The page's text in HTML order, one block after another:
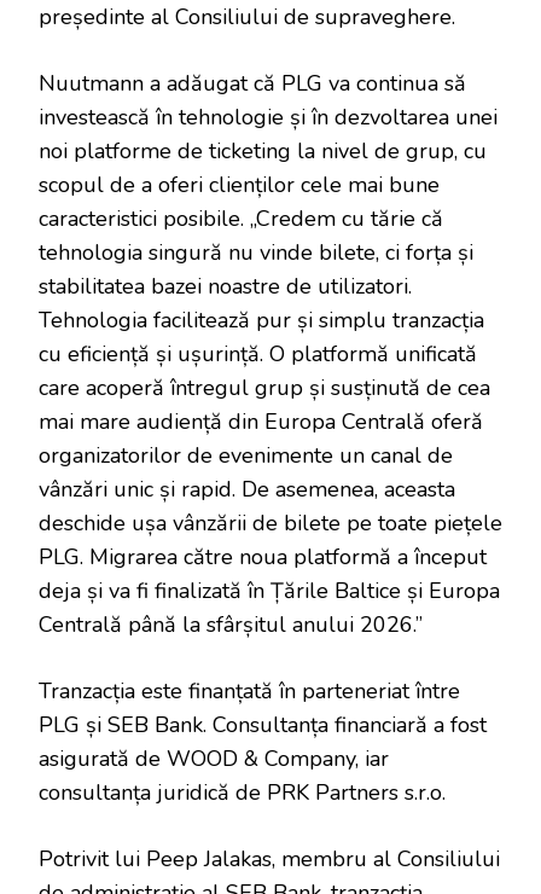
președinte al Consiliului de supraveghere.
Nuutmann a adăugat că PLG va continua să
investească în tehnologie și în dezvoltarea unei
noi platforme de ticketing la nivel de grup, cu
scopul de a oferi clienților cele mai bune
caracteristici posibile. „Credem cu tărie că
tehnologia singură nu vinde bilete, ci forța și
stabilitatea bazei noastre de utilizatori.
Tehnologia facilitează pur și simplu tranzacția
cu eficiență și ușurință. O platformă unificată
care acoperă întregul grup și susținută de cea
mai mare audiență din Europa Centrală oferă
organizatorilor de evenimente un canal de
vânzări unic și rapid. De asemenea, aceasta
deschide ușa vânzării de bilete pe toate piețele
PLG. Migrarea către noua platformă a început
deja și va fi finalizată în Țările Baltice și Europa
Centrală până la sfârșitul anului 2026.”
Tranzacția este finanțată în parteneriat între
PLG și SEB Bank. Consultanța financiară a fost
asigurată de WOOD & Company, iar
consultanța juridică de PRK Partners s.r.o.
Potrivit lui Peep Jalakas, membru al Consiliului